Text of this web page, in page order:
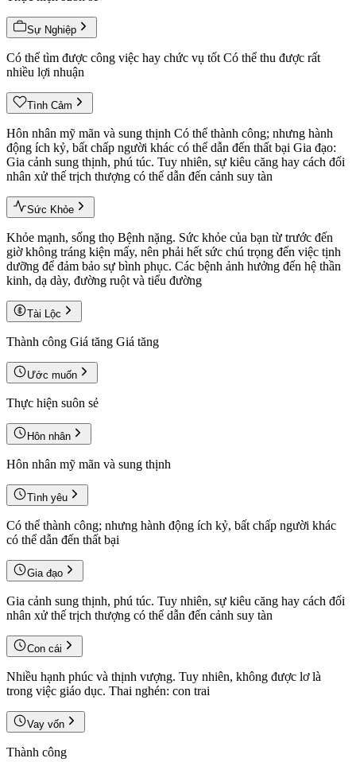
Sự Nghiệp
Có thể tìm được công việc hay chức vụ tốt Có thể thu được rất
nhiều lợi nhuận
Tình Cảm
Hôn nhân mỹ mãn và sung thịnh Có thể thành công; nhưng hành
động ích kỷ, bất chấp người khác có thể dẫn đến thất bại Gia đạo:
Gia cảnh sung thịnh, phú túc. Tuy nhiên, sự kiêu căng hay cách đối
nhân xử thế trịch thượng có thể dẫn đến cảnh suy tàn
Sức Khỏe
Khỏe mạnh, sống thọ Bệnh nặng. Sức khỏe của bạn từ trước đến
giờ không tráng kiện mấy, nên phải hết sức chú trọng đến việc tịnh
dưỡng để đảm bảo sự bình phục. Các bệnh ảnh hưởng đến hệ thần
kinh, dạ dày, đường ruột và tiểu đường
Tài Lộc
Thành công Giá tăng Giá tăng
Ước muốn
Thực hiện suôn sẻ
Hôn nhân
Hôn nhân mỹ mãn và sung thịnh
Tình yêu
Có thể thành công; nhưng hành động ích kỷ, bất chấp người khác
có thể dẫn đến thất bại
Gia đạo
Gia cảnh sung thịnh, phú túc. Tuy nhiên, sự kiêu căng hay cách đối
nhân xử thế trịch thượng có thể dẫn đến cảnh suy tàn
Con cái
Nhiều hạnh phúc và thịnh vượng. Tuy nhiên, không được lơ là
trong việc giáo dục. Thai nghén: con trai
Vay vốn
Thành công